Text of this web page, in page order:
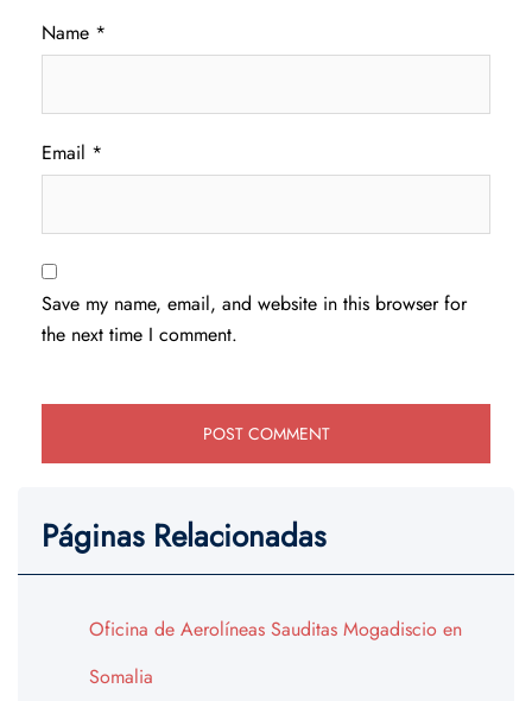
Name *
Email *
Save my name, email, and website in this browser for
the next time I comment.
Páginas Relacionadas
Oficina de Aerolíneas Sauditas Mogadiscio en
Somalia